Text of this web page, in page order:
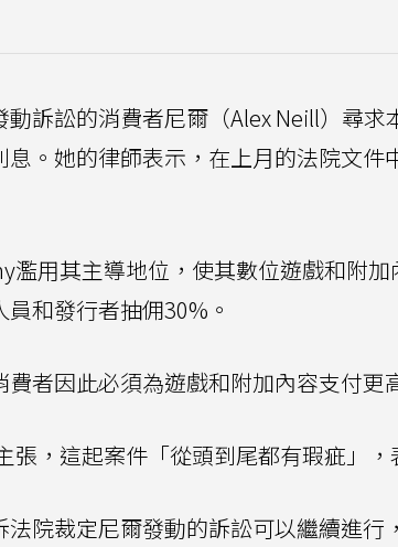
動訴訟的消費者尼爾（Alex Neill）尋
息。她的律師表示，在上月的法院文
濫用其主導地位，使其數位遊戲和附
和發行者抽佣30%。
費者因此必須為遊戲和附加內容支付更
張，這起案件「從頭到尾都有瑕疵」，
法院裁定尼爾發動的訴訟可以繼續進